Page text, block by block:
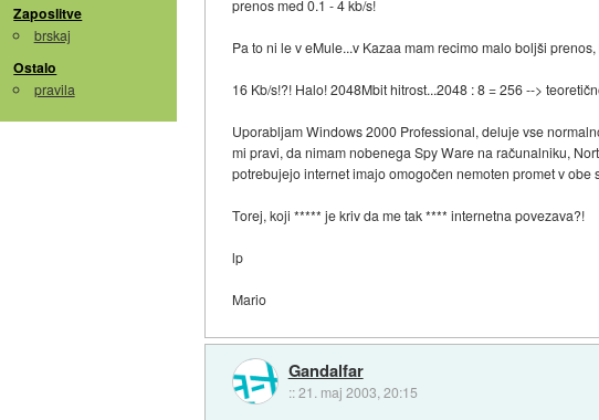
Zaposlitve
brskaj
Ostalo
pravila
prenos med 0.1 - 4 kb/s!
Pa to ni le v eMule...v Kazaa mam recimo malo boljši
16 Kb/s!?! Halo! 2048Mbit hitrost...2048 : 8 = 256 -->
Uporabljam Windows 2000 Professional, deluje vse
mi pravi, da nimam nobenega Spy Ware na računalniku,
potrebujejo internet imajo omogočen nemoten promet v
Torej, koji ***** je kriv da me tak **** internetna povezava?!
lp
Mario
Gandalfar
::21. maj 2003, 20:15